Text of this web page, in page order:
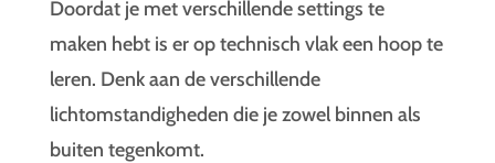
Doordat je met verschillende settings te
maken hebt is er op technisch vlak een hoop te
leren. Denk aan de verschillende
lichtomstandigheden die je zowel binnen als
buiten tegenkomt.